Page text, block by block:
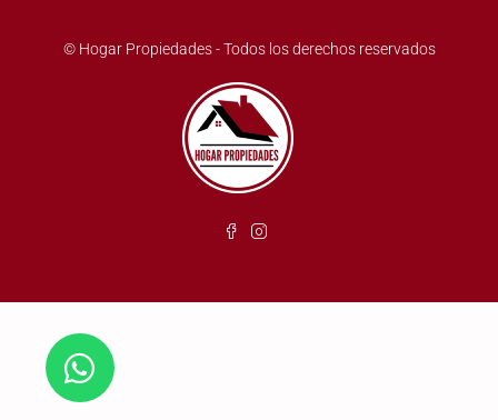
© Hogar Propiedades - Todos los derechos reservados